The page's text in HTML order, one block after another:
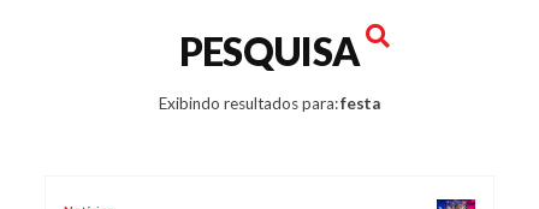
PESQUISA
Exibindo resultados para:festa